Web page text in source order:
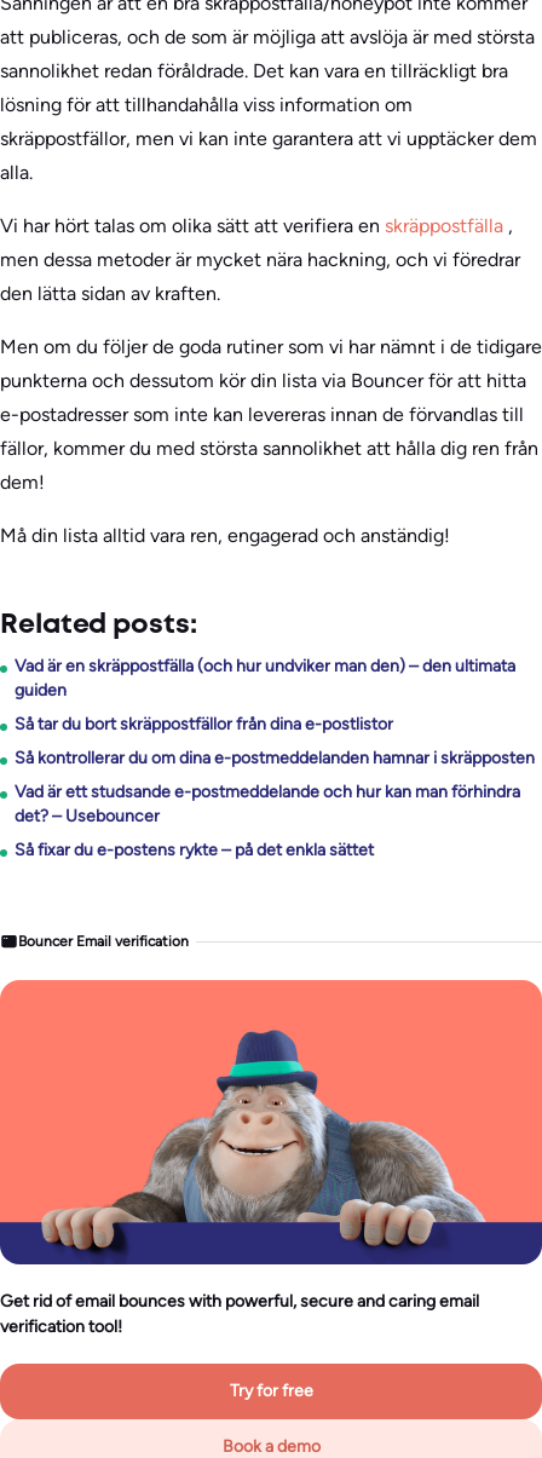
att publiceras, och de som är möjliga att avslöja är med största
sannolikhet redan föråldrade. Det kan vara en tillräckligt bra
lösning för att tillhandahålla viss information om
skräppostfällor, men vi kan inte garantera att vi upptäcker dem
alla.
Vi har hört talas om olika sätt att verifiera en skräppostfälla ,
men dessa metoder är mycket nära hackning, och vi föredrar
den lätta sidan av kraften.
Men om du följer de goda rutiner som vi har nämnt i de tidigare
punkterna och dessutom kör din lista via Bouncer för att hitta
e-postadresser som inte kan levereras innan de förvandlas till
fällor, kommer du med största sannolikhet att hålla dig ren från
dem!
Må din lista alltid vara ren, engagerad och anständig!
Related posts:
Vad är en skräppostfälla (och hur undviker man den) – den ultimata
guiden
Så tar du bort skräppostfällor från dina e-postlistor
Så kontrollerar du om dina e-postmeddelanden hamnar i skräpposten
Vad är ett studsande e-postmeddelande och hur kan man förhindra
det? – Usebouncer
Så fixar du e-postens rykte – på det enkla sättet
Bouncer Email verification
Get rid of email bounces with powerful, secure and caring email
verification tool!
Try for free
Book a demo